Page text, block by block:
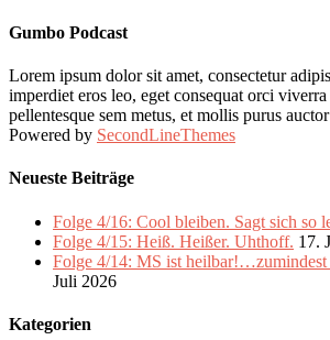
Gumbo Podcast
Lorem ipsum dolor sit amet, consectetur
imperdiet eros leo, eget consequat orci viverra
pellentesque sem metus, et mollis purus
Powered by SecondLineThemes
Neueste Beiträge
Folge 4/16: Cool bleiben. Sagt sich so
Folge 4/15: Heiß. Heißer. Uhthoff. 17.
Folge 4/14: MS ist heilbar!…zumindest
Juli 2026
Kategorien